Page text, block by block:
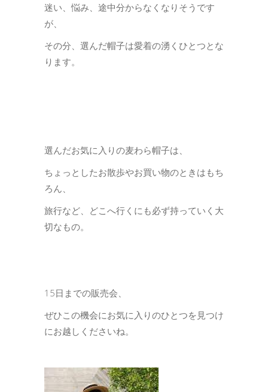
迷い、悩み、途中分からなくなりそうです
が、
その分、選んだ帽子は愛着の湧くひとつとな
ります。
選んだお気に入りの麦わら帽子は、
ちょっとしたお散歩やお買い物のときはもち
ろん、
旅行など、どこへ行くにも必ず持っていく大
切なもの。
15日までの販売会、
ぜひこの機会にお気に入りのひとつを見つけ
にお越しくださいね。